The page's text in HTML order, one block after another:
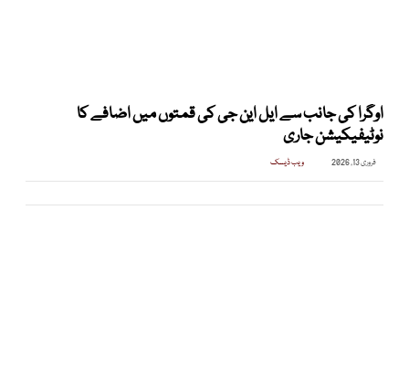
اوگرا کی جانب سے ایل این جی کی قمتوں میں اضافے کا
نوٹیفیکیشن جاری
فروری 13, 2026 ویب ڈیسک